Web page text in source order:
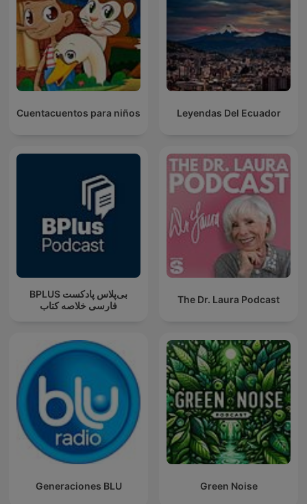
Cuentacuentos para niños Leyendas Del Ecuador
‌BPLUS بی‌پلاس پادکست
فارسی خلاصه کتاب
The Dr. Laura Podcast
Generaciones BLU Green Noise